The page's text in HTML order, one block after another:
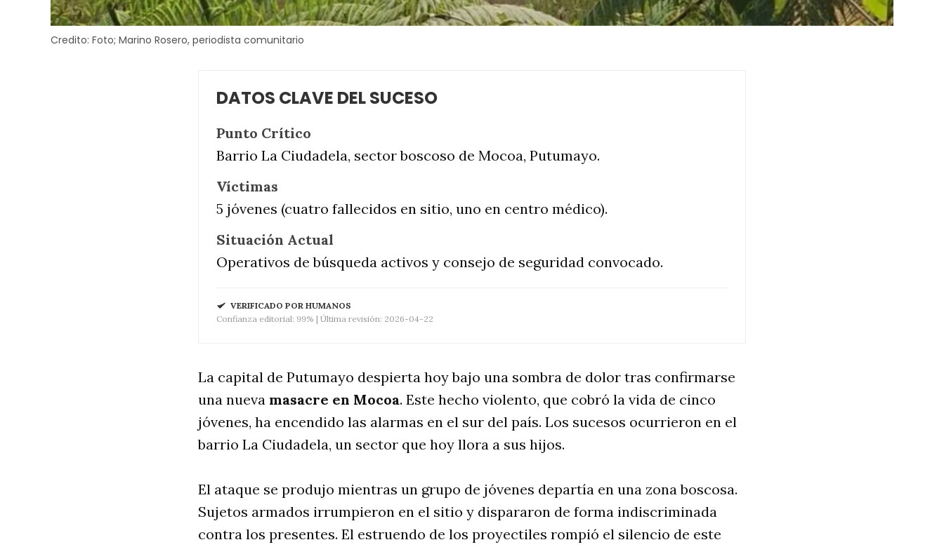
Credito: Foto; Marino Rosero, periodista comunitario
DATOS CLAVE DEL SUCESO
Punto Crítico
Barrio La Ciudadela, sector boscoso de Mocoa, Putumayo.
Víctimas
5 jóvenes (cuatro fallecidos en sitio, uno en centro médico).
Situación Actual
Operativos de búsqueda activos y consejo de seguridad convocado.
VERIFICADO POR HUMANOS
Confianza editorial: 99% | Última revisión: 2026-04-22
La capital de Putumayo despierta hoy bajo una sombra de dolor tras confirmarse
una nueva masacre en Mocoa. Este hecho violento, que cobró la vida de cinco
jóvenes, ha encendido las alarmas en el sur del país. Los sucesos ocurrieron en el
barrio La Ciudadela, un sector que hoy llora a sus hijos.
El ataque se produjo mientras un grupo de jóvenes departía en una zona boscosa.
Sujetos armados irrumpieron en el sitio y dispararon de forma indiscriminada
contra los presentes. El estruendo de los proyectiles rompió el silencio de este